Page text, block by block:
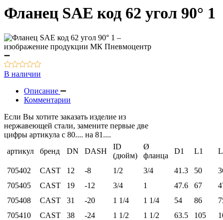
Фланец SAE код 62 угол 90° 1
В наличии
Описание
Комментарии
Если Вы хотите заказать изделие из
нержавеющей стали, замените первые две
цифры артикула с 80.... на 81....
артикул
бренд DN DASH
ID
(дюйм)
Ø
фланца
D1 L1
705402 CAST 12 -8 1/2 3/4 41.3 50
705405
CAST 19 -12 3/4 1 47.6 67
705408
CAST 31 -20 1 1/4 1 1/4 54 86
705410
CAST 38 -24 1 1/2 1 1/2 63.5 105